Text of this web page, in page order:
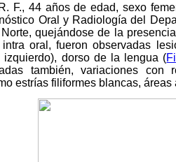
F., 44 años de edad, sexo
Oral y Radiología del
quejándose de la
oral, fueron observadas
izquierdo), dorso de la lengua (
también, variaciones
estrías filiformes blancas,